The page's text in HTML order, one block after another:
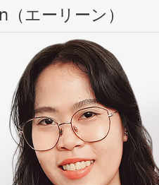
エーリーン）